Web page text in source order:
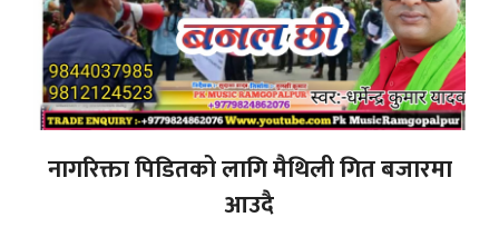
नागरिक्ता पिडितको लागि मैथिली गित बजारमा
आउदै